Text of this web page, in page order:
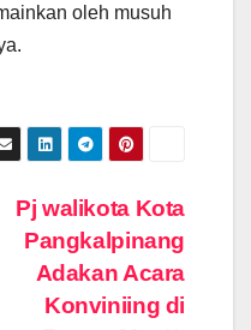
oleh musuh
Pj walikota Kota
Pangkalpinang
Adakan Acara
Konviniing di